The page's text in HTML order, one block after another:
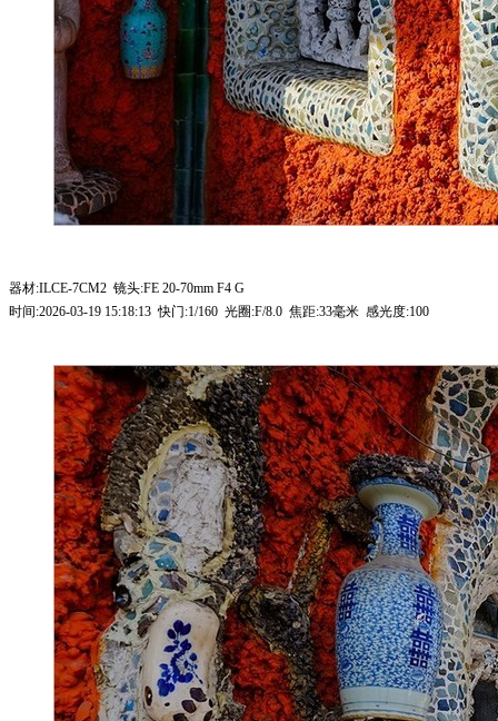
器材:ILCE-7CM2 镜头:FE 20-70mm F4 G
时间:2026-03-19 15:18:13 快门:1/160 光圈:F/8.0 焦距:33毫米 感光度:100